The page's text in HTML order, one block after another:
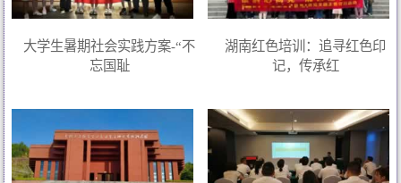
大学生暑期社会实践方案-“不
忘国耻
湖南红色培训：追寻红色印
记，传承红